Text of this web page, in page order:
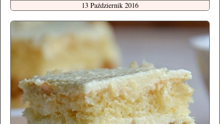
13 Październik 2016